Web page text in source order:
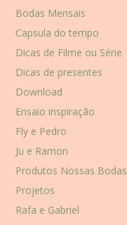
Bodas Mensais
Capsula do tempo
Dicas de Filme ou Série
Dicas de presentes
Download
Ensaio inspiração
Fly e Pedro
Ju e Ramon
Produtos Nossas Bodas
Projetos
Rafa e Gabriel